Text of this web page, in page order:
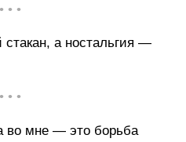
• • •
а ностальгия —
• • •
во мне — это борьба